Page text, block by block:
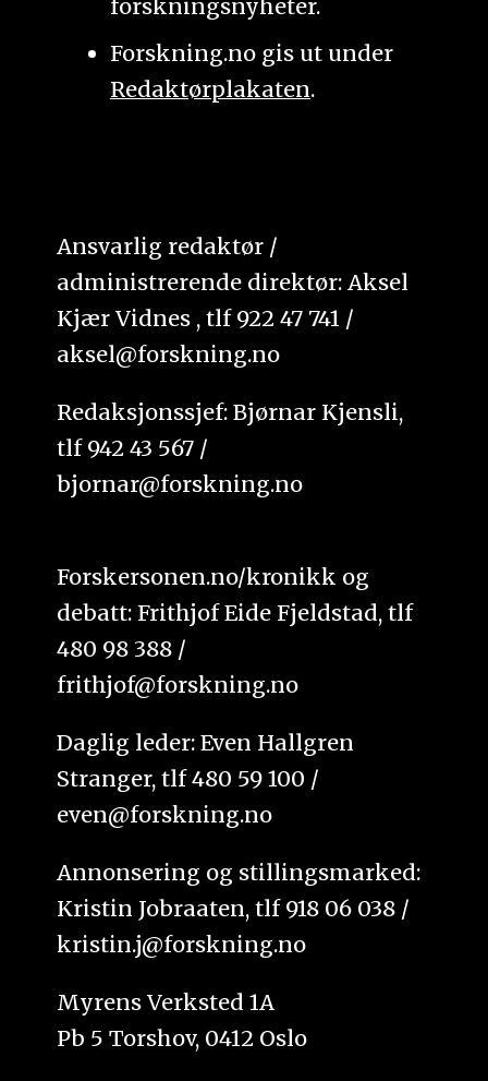
forskningsnyheter.
Forskning.no gis ut under
Redaktørplakaten.
Ansvarlig redaktør /
administrerende direktør: Aksel
Kjær Vidnes , tlf 922 47 741 /
aksel@forskning.no
Redaksjonssjef: Bjørnar Kjensli,
tlf 942 43 567 /
bjornar@forskning.no
Forskersonen.no/kronikk og
debatt: Frithjof Eide Fjeldstad, tlf
480 98 388 /
frithjof@forskning.no
Daglig leder: Even Hallgren
Stranger, tlf 480 59 100 /
even@forskning.no
Annonsering og stillingsmarked:
Kristin Jobraaten, tlf 918 06 038 /
kristin.j@forskning.no
Myrens Verksted 1A
Pb 5 Torshov, 0412 Oslo